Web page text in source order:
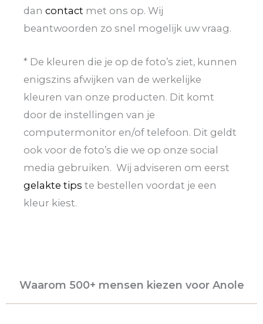
dan contact met ons op. Wij
beantwoorden zo snel mogelijk uw vraag.
* De kleuren die je op de foto’s ziet, kunnen
enigszins afwijken van de werkelijke
kleuren van onze producten. Dit komt
door de instellingen van je
computermonitor en/of telefoon. Dit geldt
ook voor de foto’s die we op onze social
media gebruiken. Wij adviseren om eerst
gelakte tips te bestellen voordat je een
kleur kiest.
Waarom 500+ mensen kiezen voor Anole